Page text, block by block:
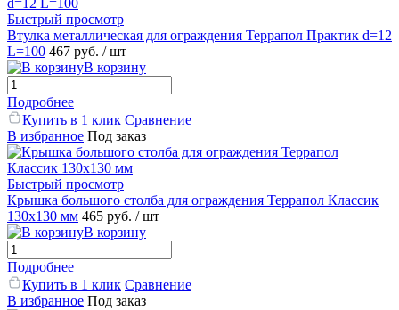
Быстрый просмотр
Втулка металлическая для ограждения Террапол Практик d=12
L=100 467 руб. / шт
В корзину
Подробнее
Купить в 1 клик Сравнение
В избранное Под заказ
Быстрый просмотр
Крышка большого столба для ограждения Террапол Классик
130x130 мм 465 руб. / шт
В корзину
Подробнее
Купить в 1 клик Сравнение
В избранное Под заказ